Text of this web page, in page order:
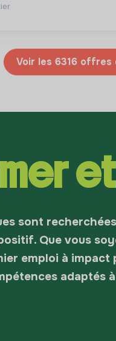
Voir les 6316 offres
sont
Que vous
emploi à
adaptés